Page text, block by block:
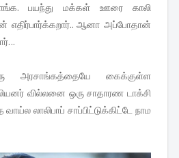
பயந்து மக்கள் ஊரை காலி
ஆனா அப்போதான்
..
அரசாங்கத்தையே கைக்குள்ள
வில்லனை ஒரு சாதாரண டாக்சி
வாய்ல லாலிபாப் சாப்பிட்டுக்கிட்டே நாம